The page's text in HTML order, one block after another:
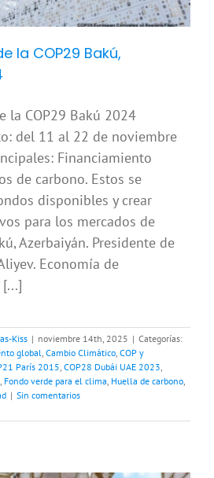
la COP29 Bakú,
la COP29 Bakú 2024
del 11 al 22 de noviembre
Financiamiento
de carbono. Estos se
disponibles y crear
para los mercados de
Azerbaiyán. Presidente de
Economía de
Kiss | noviembre 14th, 2025 | Categorías:
global Cambio Climático COP y
París 2015 COP28 Dubái UAE 2023
Fondo verde para el clima Huella de carbono
| Sin comentarios